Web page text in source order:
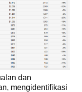
dan
, mengidentifikasi